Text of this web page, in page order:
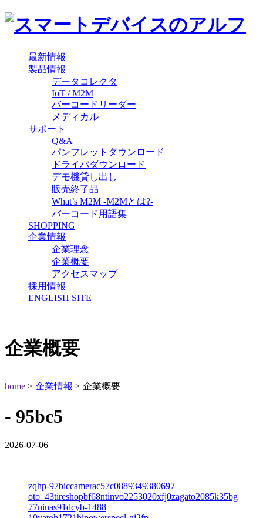
最新情報
製品情報
データコレクタ
IoT / M2M
バーコードリーダー
メディカル
サポート
Q&A
パンフレットダウンロード
ドライバダウンロード
デモ機貸し出し
販売終了品
What’s M2M -M2Mとは?-
バーコード用語集
SHOPPING
企業情報
企業理念
企業概要
アクセスマップ
採用情報
ENGLISH SITE
企業概要
home > 企業情報 > 企業概要
- 95bc5
2026-07-06
zqhp-97biccamerac57c0889349380697
oto_43tireshopbf68ntinvo2253020xfj0zagato2085k35bg
77ninas91dcyb-1488